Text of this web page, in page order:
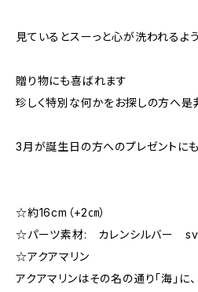
見ているとスーっと心が洗われるよ
贈り物にも喜ばれます
珍しく特別な何かをお探しの方へ是
3月が誕生日の方へのプレゼントに
☆約16cm（+2㎝）
☆パーツ素材: カレンシルバー
☆アクアマリン
アクアマリンはその名の通り「海」に